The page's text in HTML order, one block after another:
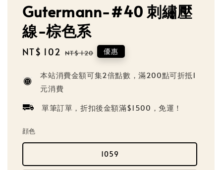
Gutermann-#40 刺繡壓
線-棕色系
Sale
NT$ 102 Regular
NT$ 120 優惠
本站消費金額可集2倍點數，滿200點可折抵1
元消費
單筆訂單，折扣後金額滿$1500，免運！
顔色
1059